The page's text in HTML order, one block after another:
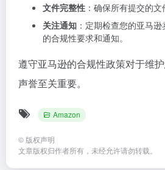
文件完整性 ：确保所有提交的文
关注通知 ：定期检查您的亚马
的合规性要求和通知。
遵守亚马逊的合规性政策对于维
声誉至关重要。
Amazon
© 版权声明
文章版权归作者所有，未经允许请勿转载。